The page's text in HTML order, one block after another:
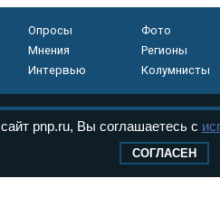
Опросы
Фото
Мнения
Регионы
Интервью Колумнисты
pnp.ru, Вы соглашаетесь с
СОГЛАСЕН